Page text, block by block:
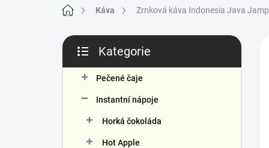
Domů Káva Zrnková káva Indonesia Java
P
s
kategorie
Kategorie
Pečené čaje
Instantní nápoje
Horká čokoláda
Hot Apple